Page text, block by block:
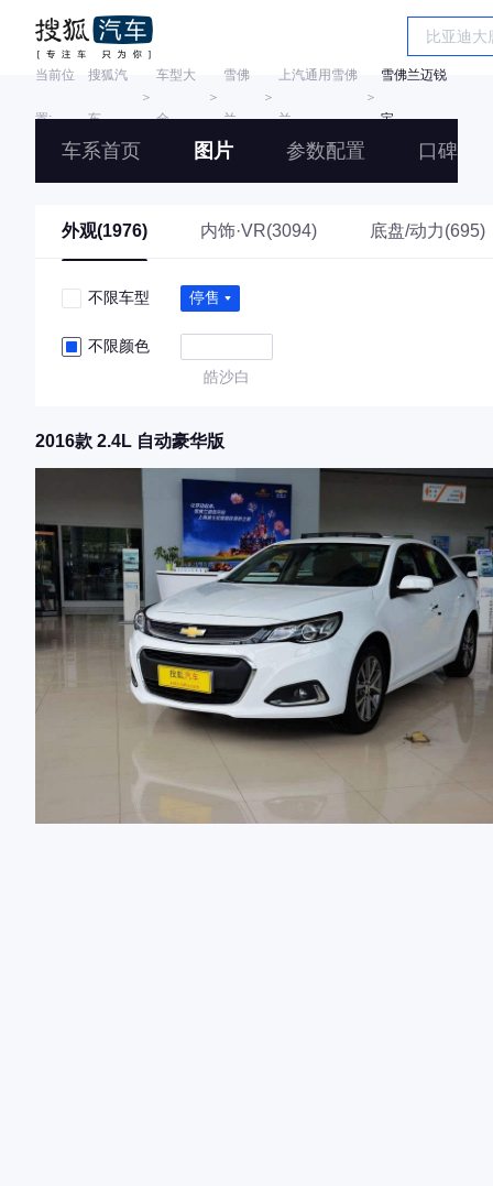
当前位
置:
搜狐汽
车
＞
车型大
全
＞
雪佛
兰
＞
上汽通用雪佛
兰
＞
雪佛兰迈锐
宝
车系首页 图片 参数配置 口碑
外观(1976) 内饰·VR(3094) 底盘/动力(695)
不限车型 停售
不限颜色
皓沙白
2016款 2.4L 自动豪华版